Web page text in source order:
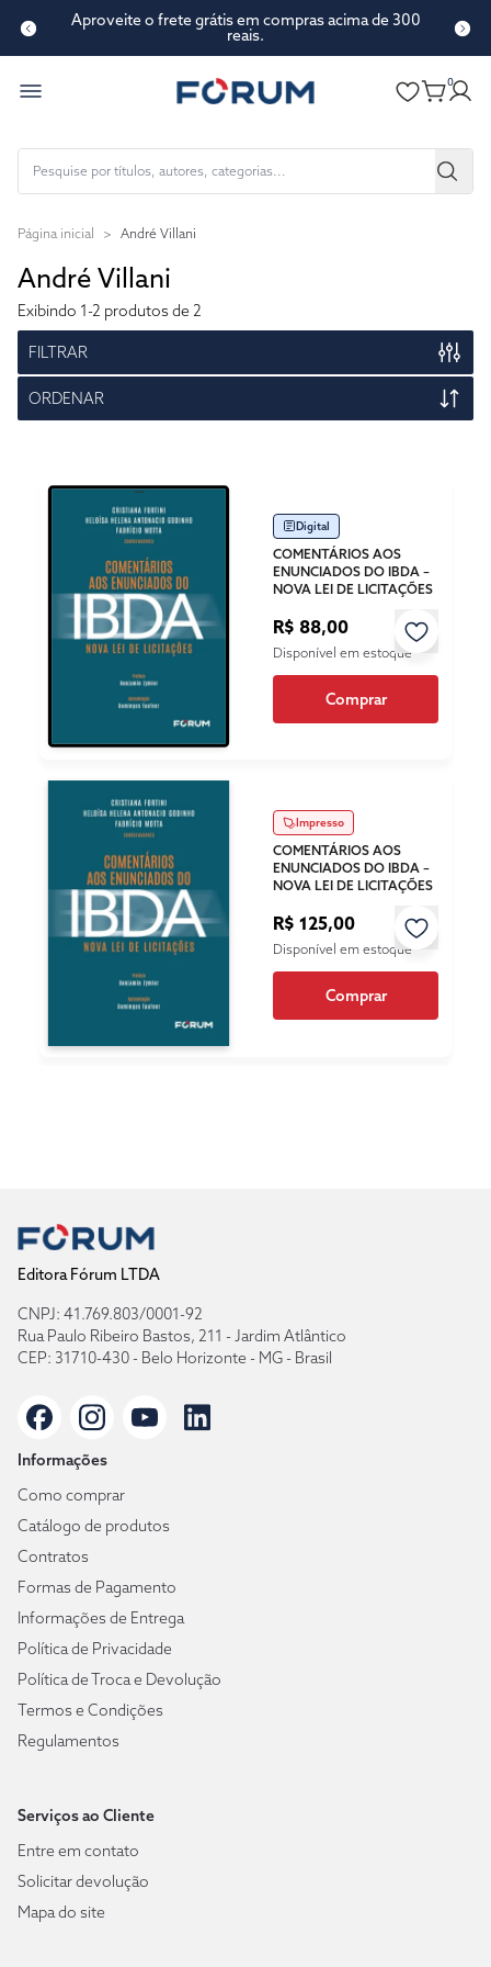
Aproveite o frete grátis em compras acima de 300
reais.
0
Página inicial > André Villani
André Villani
Exibindo 1-2 produtos de 2
FILTRAR
ORDENAR
Digital
COMENTÁRIOS AOS
ENUNCIADOS DO IBDA –
NOVA LEI DE LICITAÇÕES
R$ 88,00
Disponível em estoque
Comprar
Impresso
COMENTÁRIOS AOS
ENUNCIADOS DO IBDA –
NOVA LEI DE LICITAÇÕES
R$ 125,00
Disponível em estoque
Comprar
Editora Fórum LTDA
CNPJ: 41.769.803/0001-92
Rua Paulo Ribeiro Bastos, 211 - Jardim Atlântico
CEP: 31710-430 - Belo Horizonte - MG - Brasil
Informações
Como comprar
Catálogo de produtos
Contratos
Formas de Pagamento
Informações de Entrega
Política de Privacidade
Política de Troca e Devolução
Termos e Condições
Regulamentos
Serviços ao Cliente
Entre em contato
Solicitar devolução
Mapa do site